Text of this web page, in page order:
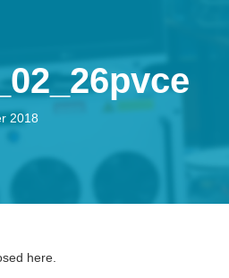
2018
here.